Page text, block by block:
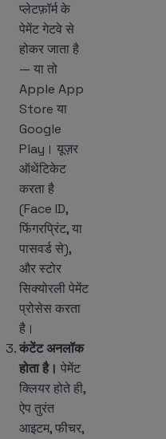
प्लेटफ़ॉर्म के
पेमेंट गेटवे से
होकर जाता है
— या तो
Apple App
Store या
Google
Play। यूज़र
ऑथेंटिकेट
करता है
(Face ID,
फिंगरप्रिंट, या
पासवर्ड से),
और स्टोर
सिक्योरली पेमेंट
प्रोसेस करता
है।
कंटेंट अनलॉक
होता है। पेमेंट
क्लियर होते ही,
ऐप तुरंत
आइटम, फीचर,